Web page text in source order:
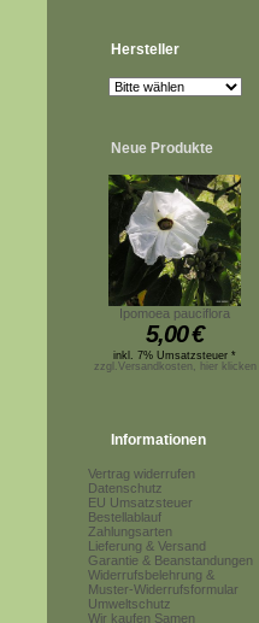
Hersteller
Neue Produkte
Ipomoea pauciflora
5,00€
inkl. 7% Umsatzsteuer *
zzgl.Versandkosten, hier klicken
Informationen
Vertrag widerrufen
Datenschutz
EU Umsatzsteuer
Bestellablauf
Zahlungsarten
Lieferung & Versand
Garantie & Beanstandungen
Widerrufsbelehrung &
Muster-Widerrufsformular
Umweltschutz
Wir kaufen Samen